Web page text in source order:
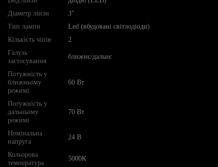
Діаметр лінзи
3"
Тип лампи
Led (вбудовані світлодіоди)
Кількість чіпів
2
Галузь
застосування
ближнє/дальнє
Потужність у
ближньому
режимі
60 Вт
Потужність у
дальньому
режимі
70 Вт
Номінальна
напруга
24 В
Кольорова
температура
5000К